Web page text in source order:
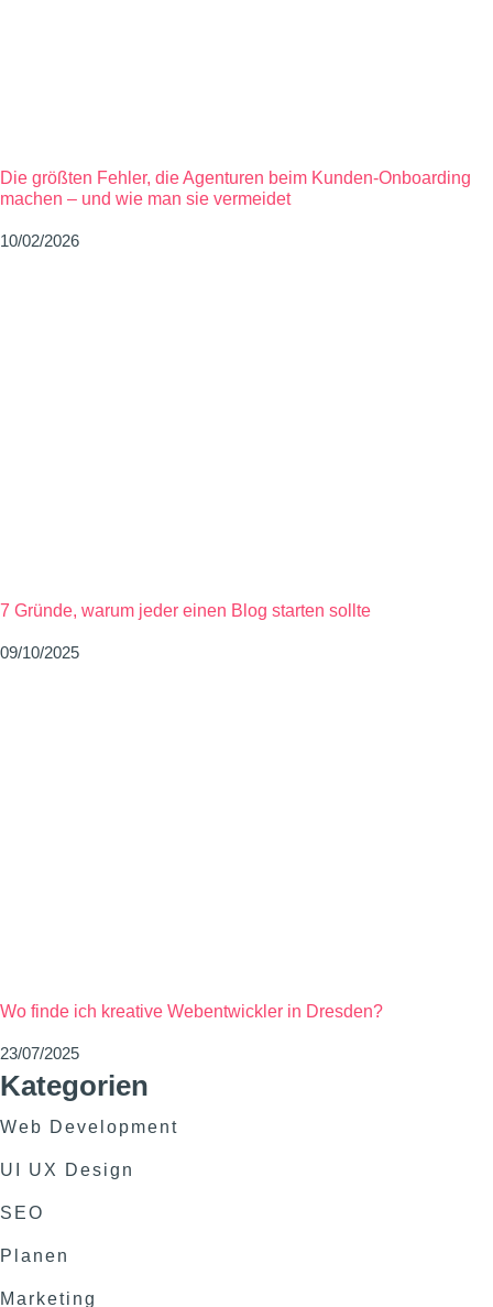
Die größten Fehler, die Agenturen beim Kunden-Onboarding
machen – und wie man sie vermeidet
10/02/2026
7 Gründe, warum jeder einen Blog starten sollte
09/10/2025
Wo finde ich kreative Webentwickler in Dresden?
23/07/2025
Kategorien
Web Development
UI UX Design
SEO
Planen
Marketing